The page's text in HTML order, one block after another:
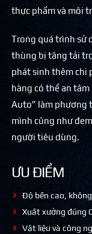
thực phẩm và môi
Trong quá trình sử
thùng bị tăng tải
phát sinh thêm chi
hàng có thể an
Auto” làm phương
mình cũng như
người tiêu dùng.
ƯU ĐIỂM
Độ bền cao,
Xuất xưởng đúng
Vật liệu và công